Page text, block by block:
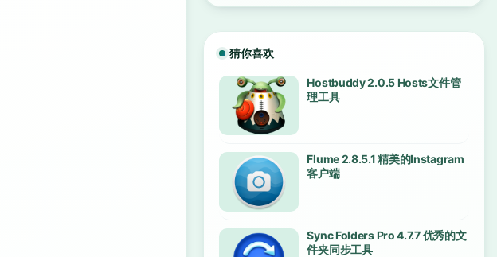
猜你喜欢
Hostbuddy 2.0.5 Hosts文件管
理工具
Flume 2.8.5.1 精美的Instagram
客户端
Sync Folders Pro 4.7.7 优秀的文
件夹同步工具